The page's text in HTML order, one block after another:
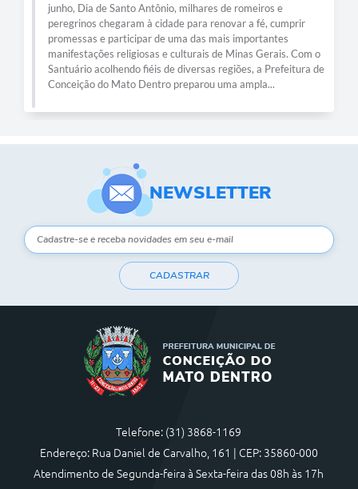
junho, Dia de Santo Antônio, milhares de romeiros e
peregrinos chegaram à cidade para renovar a fé, cumprir
promessas e participar de uma das mais importantes
manifestações religiosas e culturais de Minas Gerais. Com o
Santuário acolhendo fiéis de diversas regiões, a Prefeitura de
Conceição do Mato Dentro preparou uma ampla...
NEWSLETTER
CADASTRAR
Telefone: (31) 3868-1169
Endereço: Rua Daniel de Carvalho, 161 | CEP: 35860-000
Atendimento de Segunda-feira à Sexta-feira das 08h às 17h